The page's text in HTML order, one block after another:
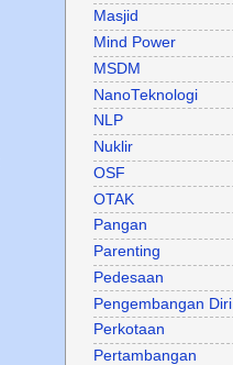
Masjid
Mind Power
MSDM
NanoTeknologi
NLP
Nuklir
OSF
OTAK
Pangan
Parenting
Pedesaan
Pengembangan Diri
Perkotaan
Pertambangan